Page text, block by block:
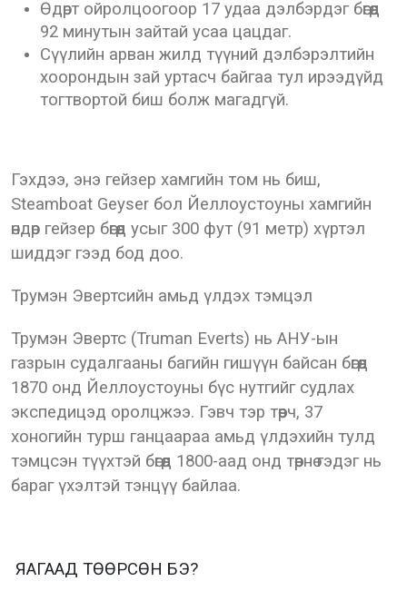
Өдөрт ойролцоогоор 17 удаа дэлбэрдэг бөгөөд
92 минутын зайтай усаа цацдаг.
Сүүлийн арван жилд түүний дэлбэрэлтийн
хоорондын зай уртасч байгаа тул ирээдүйд
тогтвортой биш болж магадгүй.
Гэхдээ, энэ гейзер хамгийн том нь биш,
Steamboat Geyser бол Йеллоустоуны хамгийн
өндөр гейзер бөгөөд усыг 300 фут (91 метр) хүртэл
шиддэг гээд бод доо.
Трумэн Эвертсийн амьд үлдэх тэмцэл
Трумэн Эвертс (Truman Everts) нь АНУ-ын
газрын судалгааны багийн гишүүн байсан бөгөөд
1870 онд Йеллоустоуны бүс нутгийг судлах
экспедицэд оролцжээ. Гэвч тэр төөрч, 37
хоногийн турш ганцаараа амьд үлдэхийн тулд
тэмцсэн түүхтэй бөгөөд 1800-аад онд төөрнө гэдэг нь
бараг үхэлтэй тэнцүү байлаа.
ЯАГААД ТӨӨРСӨН БЭ?